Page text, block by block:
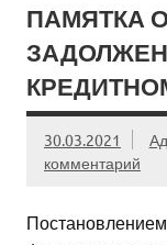
ПАМЯТКА
30.03.2021
комментарий